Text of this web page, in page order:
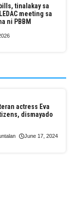
tinalakay sa
meeting sa
ni PBBM
actress Eva
dismayado
June 17, 2024